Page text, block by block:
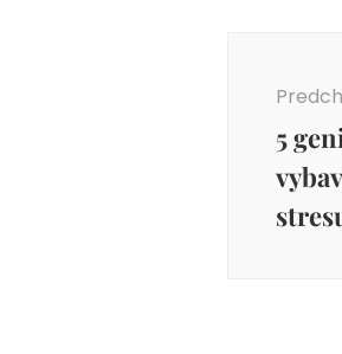
článku
5